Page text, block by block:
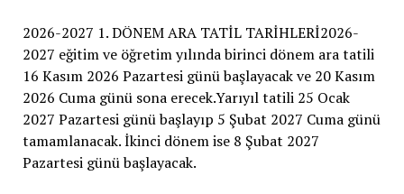
2026-2027 1. DÖNEM ARA TATİL TARİHLERİ2026-
2027 eğitim ve öğretim yılında birinci dönem ara tatili
16 Kasım 2026 Pazartesi günü başlayacak ve 20 Kasım
2026 Cuma günü sona erecek.Yarıyıl tatili 25 Ocak
2027 Pazartesi günü başlayıp 5 Şubat 2027 Cuma günü
tamamlanacak. İkinci dönem ise 8 Şubat 2027
Pazartesi günü başlayacak.